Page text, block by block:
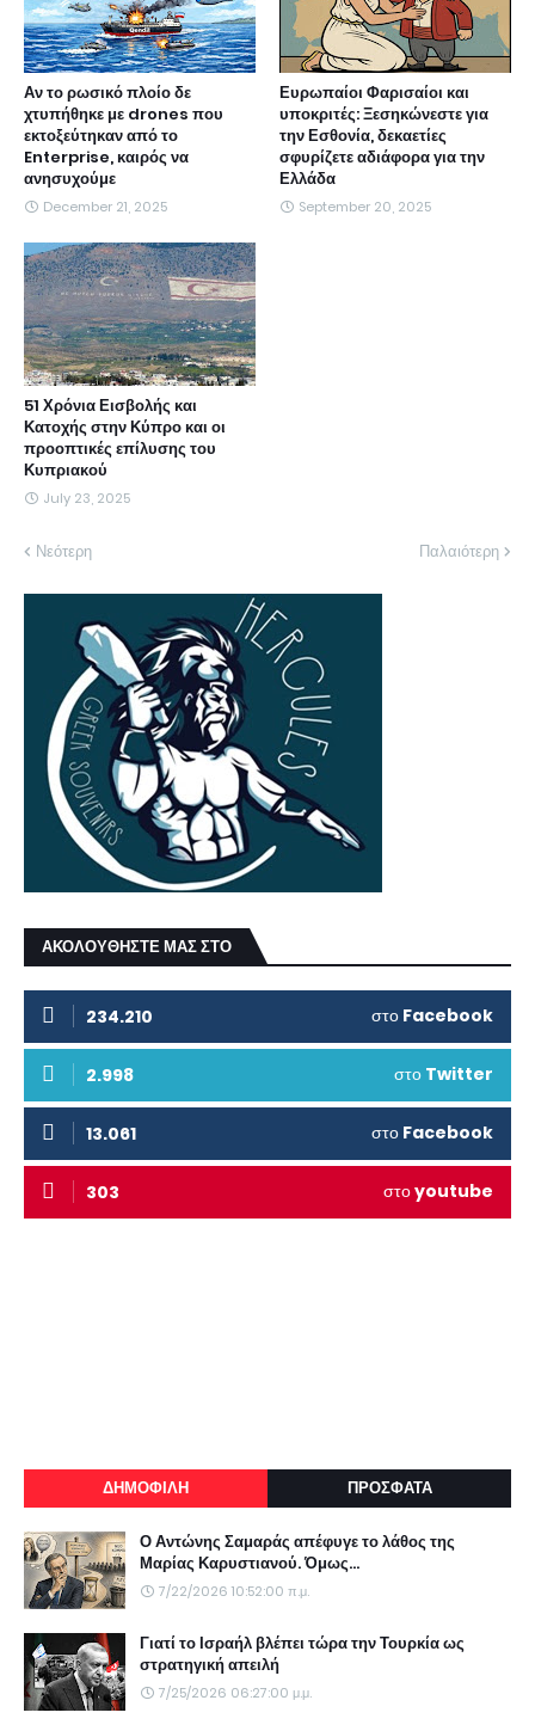
Αν το ρωσικό πλοίο δε
χτυπήθηκε με drones που
εκτοξεύτηκαν από το
Enterprise, καιρός να
ανησυχούμε
December 21, 2025
Ευρωπαίοι Φαρισαίοι και
υποκριτές: Ξεσηκώνεστε για
την Εσθονία, δεκαετίες
σφυρίζετε αδιάφορα για την
Ελλάδα
September 20, 2025
51 Χρόνια Εισβολής και
Κατοχής στην Κύπρο και οι
προοπτικές επίλυσης του
Κυπριακού
July 23, 2025
Νεότερη Παλαιότερη
ΑΚΟΛΟΥΘΗΣΤΕ ΜΑΣ ΣΤΟ
234.210 στο Facebook
2.998 στο Twitter
13.061 στο Facebook
303 στοyoutube
ΔΗΜΟΦΙΛΗ ΠΡΟΣΦΑΤΑ
Ο Αντώνης Σαμαράς απέφυγε το λάθος της
Μαρίας Καρυστιανού. Όμως...
7/22/2026 10:52:00 π.μ.
Γιατί το Ισραήλ βλέπει τώρα την Τουρκία ως
στρατηγική απειλή
7/25/2026 06:27:00 μ.μ.